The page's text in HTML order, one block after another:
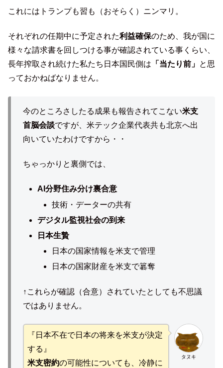
これにはトランプも習も（おそらく）ニンマリ。
それぞれの任期中に予定された利益確保のため、我が国に
様々な請求書を回しつける事が確認されている事くらい、
長年搾取され続けた私たち日本国民側は 「当たり前」 と思
っておかねばなりません。
今のところさしたる成果も報告されてこない米支
首脳会談ですが、米テック企業代表共も北京へ出
向いていたわけですから・・
ちゃっかりと裏側では、
AI分野住み分け裏合意
技術・データーの共有
デジタル監視社会の到来
日本生贄
日本の国家情報を米支で管理
日本の国家財産を米支で簒奪
↑これらが確認（合意）されていたとしても不思議
ではありません。
タヌキ
『日本不在で日本の将来を米支が決定
する』
米支密約の可能性についても、冷静に